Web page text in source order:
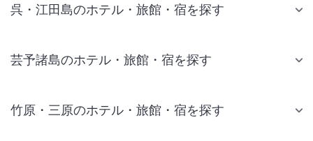
呉・江田島のホテル・旅館・宿を探す
芸予諸島のホテル・旅館・宿を探す
竹原・三原のホテル・旅館・宿を探す